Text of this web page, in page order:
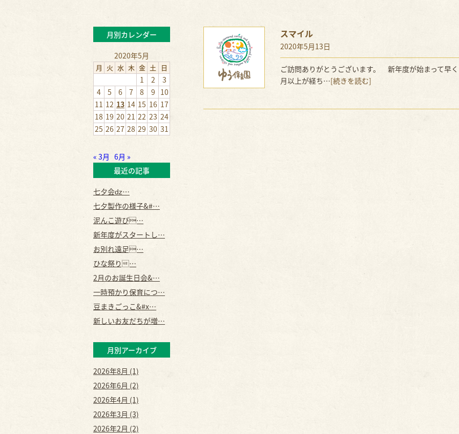
スマイル
2020年5月13日
ご訪問ありがとうございます。 新年度が始まって早
月以上が経ち…[続きを読む]
月別カレンダー
2020年5月
月 火 水 木 金 土 日
1 2
3
4
5 6 7 8 9 10
11 12 13 14 15 16 17
18 19 20 21 22 23 24
25 26 27 28 29 30 31
« 3月 6月 »
最近の記事
七夕会ǳ…
七夕製作の様子&#…
泥んこ遊び…
新年度がスタートし…
お別れ遠足…
ひな祭り…
2月のお誕生日会&…
一時預かり保育につ…
豆まきごっこ&#x…
新しいお友だちが増…
月別アーカイブ
2026年8月 (1)
2026年6月 (2)
2026年4月 (1)
2026年3月 (3)
2026年2月 (2)